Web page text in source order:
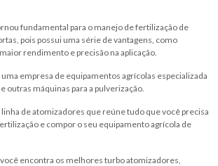
fundamental para o manejo de fertilização de
pois possui uma série de vantagens, como
rendimento e precisão na aplicação.
empresa de equipamentos agrícolas especializada
e outras máquinas para a pulverização.
de atomizadores que reúne tudo que você precisa
e compor o seu equipamento agrícola de
encontra os melhores turbo atomizadores